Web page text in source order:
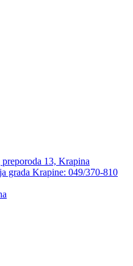
13, Krapina
grada Krapine: 049/370-810